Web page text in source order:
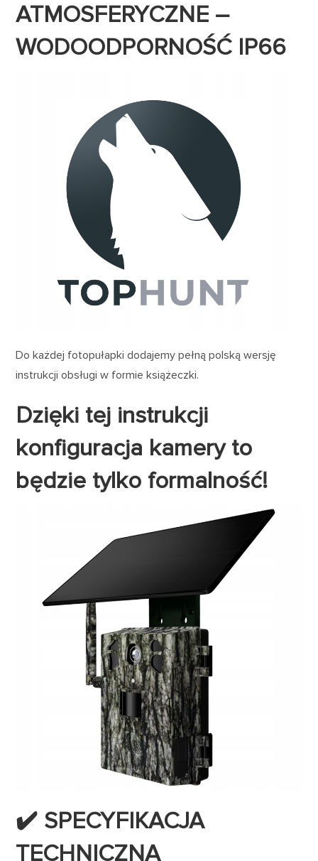
ATMOSFERYCZNE –
WODOODPORNOŚĆ IP66
Do każdej fotopułapki dodajemy pełną polską wersję
instrukcji obsługi w formie książeczki.
Dzięki tej instrukcji
konfiguracja kamery to
będzie tylko formalność!
✔️ SPECYFIKACJA
TECHNICZNA